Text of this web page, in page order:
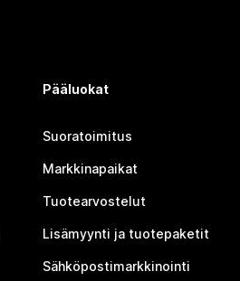
Pääluokat
Suoratoimitus
Markkinapaikat
Tuotearvostelut
Lisämyynti ja tuotepaketit
Sähköpostimarkkinointi